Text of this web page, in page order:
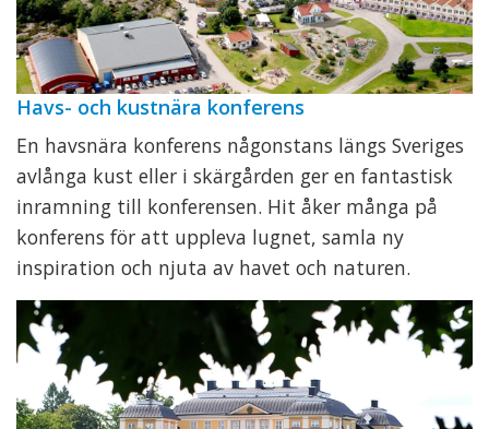
Havs- och kustnära konferens
En havsnära konferens någonstans längs Sveriges
avlånga kust eller i skärgården ger en fantastisk
inramning till konferensen. Hit åker många på
konferens för att uppleva lugnet, samla ny
inspiration och njuta av havet och naturen.